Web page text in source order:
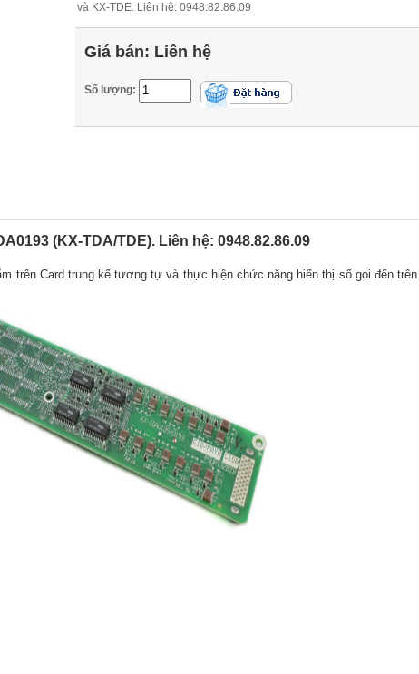
và KX-TDE. Liên hệ: 0948.82.86.09
Giá bán: Liên hệ
Số lượng:
(KX-TDA/TDE). Liên hệ: 0948.82.86.09
trên Card trung kế tương tự và thực hiện chức năng hiển thị số gọi đến trên